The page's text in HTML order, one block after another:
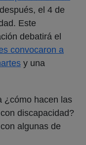
el 4 de
Este
debatirá el
convocaron a
y una
¿cómo hacen las
discapacidad?
algunas de